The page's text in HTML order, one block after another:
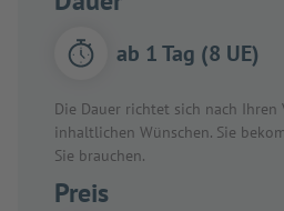
ab 1 Tag (8 UE)
Die Dauer richtet sich nach
inhaltlichen Wünschen. Sie
Sie brauchen.
Preis